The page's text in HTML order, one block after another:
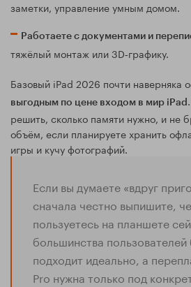
заметки, управление умным домом.
Работаете с документами и
тяжёлый монтаж или 3D‑графику.
Базовый iPad 2026 почти наверняка
выгодным по цене входом в мир iPad
решить, сколько памяти нужно, и не
объём, если планируете хранить
игры и кучу фотографий.
Если вы думаете «вдруг
сначала честно выпишите,
пользуетесь на планшете
большинства
подходит идеально, а
Pro нужна только под